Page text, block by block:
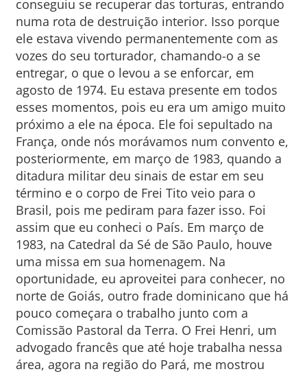
conseguiu se recuperar das torturas, entrando
numa rota de destruição interior. Isso porque
ele estava vivendo permanentemente com as
vozes do seu torturador, chamando-o a se
entregar, o que o levou a se enforcar, em
agosto de 1974. Eu estava presente em todos
esses momentos, pois eu era um amigo muito
próximo a ele na época. Ele foi sepultado na
França, onde nós morávamos num convento e,
posteriormente, em março de 1983, quando a
ditadura militar deu sinais de estar em seu
término e o corpo de Frei Tito veio para o
Brasil, pois me pediram para fazer isso. Foi
assim que eu conheci o País. Em março de
1983, na Catedral da Sé de São Paulo, houve
uma missa em sua homenagem. Na
oportunidade, eu aproveitei para conhecer, no
norte de Goiás, outro frade dominicano que há
pouco começara o trabalho junto com a
Comissão Pastoral da Terra. O Frei Henri, um
advogado francês que até hoje trabalha nessa
área, agora na região do Pará, me mostrou